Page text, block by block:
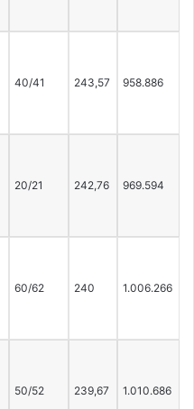
40/41 243,57 958.886
20/21 242,76 969.594
60/62 240 1.006.266
50/52 239,67 1.010.686